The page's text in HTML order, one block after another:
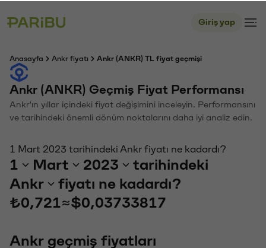
Giriş yap
Anasayfa Ankr fiyatı Ankr (ANKR) TL fiyat geçmişi
Ankr (ANKR) Geçmiş Fiyat Performansı
Ankr'ın yıllar içindeki fiyat değişimini inceleyin. Performansını
ve tarihindeki önemli dönüm noktalarını daha iyi analiz edin.
1 Mart 2023 tarihindeki Ankr fiyatı ne kadardı?
1 Mart 2023
tarihindeki
Ankr
fiyatı ne kadardı?
₺0,721 ≈$0,03733817
Ankr geçmiş fiyatları